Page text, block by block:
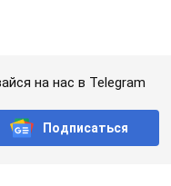
на нас в Telegram
Подписаться